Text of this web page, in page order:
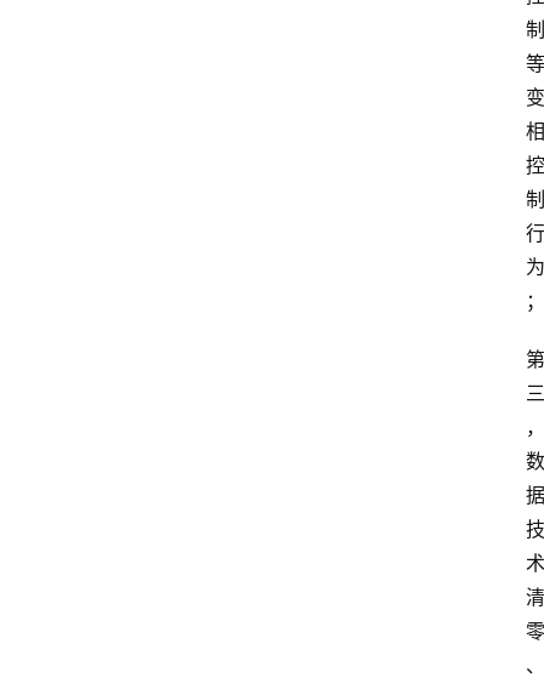
制
等
变
相
控
制
行
为
；
第
三
，
数
据
技
术
清
零
、